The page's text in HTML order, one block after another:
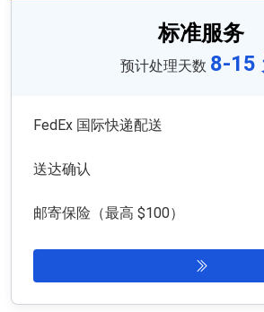
标准服务
预计处理天数 8-15
FedEx 国际快递配送
送达确认
邮寄保险（最高 $100）